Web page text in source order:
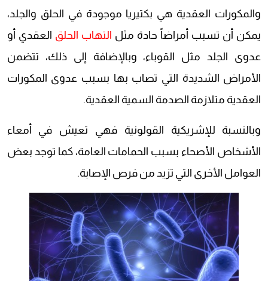
والمكورات العقدية هي بكتيريا موجودة في الحلق والجلد،
يمكن أن تسبب أمراضاً حادة مثل التهاب الحلق العقدي أو
عدوى الجلد مثل القوباء، وبالإضافة إلى ذلك، تتضمن
الأمراض الشديدة التي تصاب بها بسبب عدوى المكورات
العقدية متلازمة الصدمة السمية العقدية.
وبالنسبة للإشريكية القولونية فهي تعيش في أمعاء
الأشخاص الأصحاء بسبب الحمامات العامة، كما توجد بعض
العوامل الأخرى التي تزيد من فرص الإصابة.